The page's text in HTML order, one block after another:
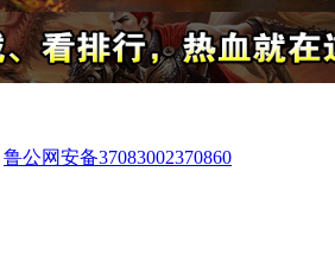
鲁公网安备37083002370860